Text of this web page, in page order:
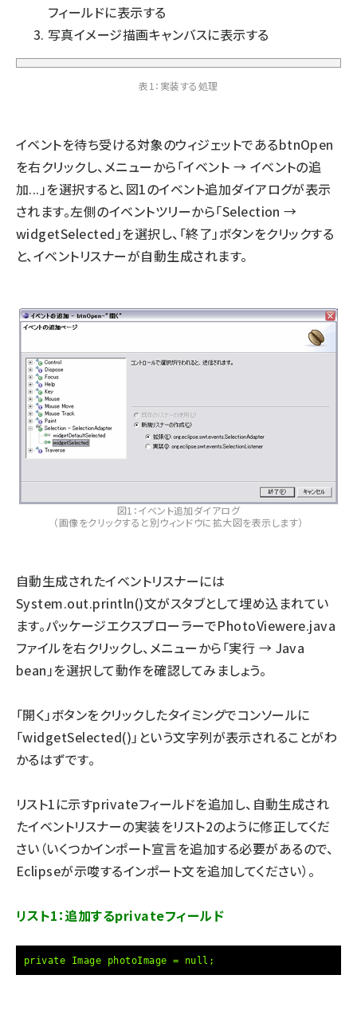
フィールドに表示する
写真イメージ描画キャンバスに表示する
表1：実装する処理
イベントを待ち受ける対象のウィジェットであるbtnOpen
を右クリックし、メニューから「イベント → イベントの追
加...」を選択すると、図1のイベント追加ダイアログが表示
されます。左側のイベントツリーから「Selection →
widgetSelected」を選択し、「終了」ボタンをクリックする
と、イベントリスナーが自動生成されます。
図1：イベント追加ダイアログ
（画像をクリックすると別ウィンドウに拡大図を表示します）
自動生成されたイベントリスナーには
System.out.println()文がスタブとして埋め込まれてい
ます。パッケージエクスプローラーでPhotoViewere.java
ファイルを右クリックし、メニューから「実行 → Java
bean」を選択して動作を確認してみましょう。
「開く」ボタンをクリックしたタイミングでコンソールに
「widgetSelected()」という文字列が表示されることがわ
かるはずです。
リスト1に示すprivateフィールドを追加し、自動生成され
たイベントリスナーの実装をリスト2のように修正してくだ
さい（いくつかインポート宣言を追加する必要があるので、
Eclipseが示唆するインポート文を追加してください）。
リスト1：追加するprivateフィールド
private Image photoImage = null;